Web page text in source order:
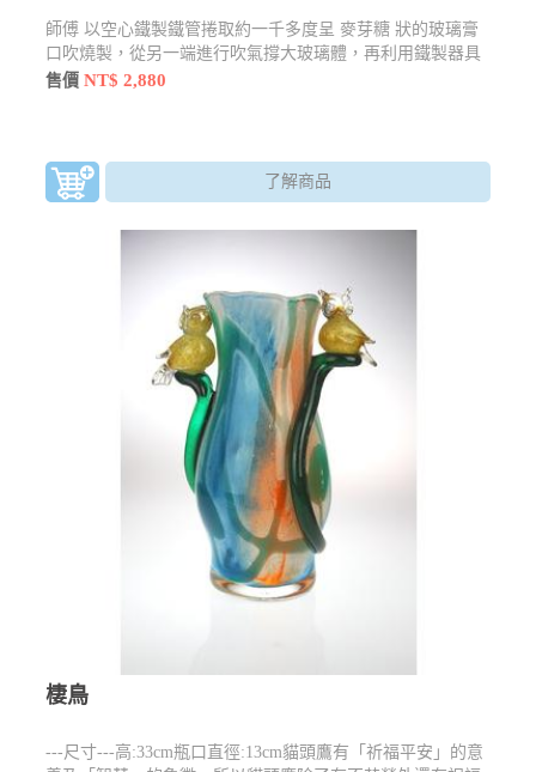
師傅 以空心鐵製鐵管捲取約一千多度呈 麥芽糖 狀的玻璃膏
口吹燒製，從另一端進行吹氣撐大玻璃體，再利用鐵製器具
等工具進行 點、拉、壓等手法加以塑形製作
售價NT$ 2,880
了解商品
棲鳥
---尺寸---高:33cm瓶口直徑:13cm貓頭鷹有「祈福平安」的意